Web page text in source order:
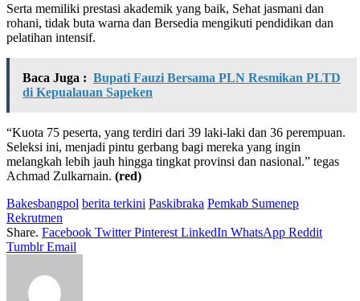
Serta memiliki prestasi akademik yang baik, Sehat jasmani dan
rohani, tidak buta warna dan Bersedia mengikuti pendidikan dan
pelatihan intensif.
Baca Juga : Bupati Fauzi Bersama PLN Resmikan PLTD
di Kepualauan Sapeken
“Kuota 75 peserta, yang terdiri dari 39 laki-laki dan 36 perempuan.
Seleksi ini, menjadi pintu gerbang bagi mereka yang ingin
melangkah lebih jauh hingga tingkat provinsi dan nasional.” tegas
Achmad Zulkarnain. (red)
Bakesbangpol berita terkini Paskibraka Pemkab Sumenep
Rekrutmen
Share. Facebook Twitter Pinterest LinkedIn WhatsApp Reddit
Tumblr Email